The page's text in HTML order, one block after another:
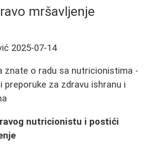
mršavljenje
2025-07-14
znate o radu sa nutricionistima -
preporuke za zdravu ishranu i
nutricionistu i postići